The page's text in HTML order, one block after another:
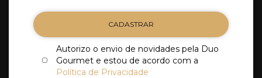
CADASTRAR
Autorizo o envio de novidades pela Duo
Gourmet e estou de acordo com a
Política de Privacidade